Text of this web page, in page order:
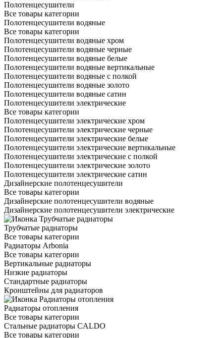
Полотенцесушители
Все товары категории
Полотенцесушители водяные
Все товары категории
Полотенцесушители водяные хром
Полотенцесушители водяные черные
Полотенцесушители водяные белые
Полотенцесушители водяные вертикальные
Полотенцесушители водяные с полкой
Полотенцесушители водяные золото
Полотенцесушители водяные сатин
Полотенцесушители электрические
Все товары категории
Полотенцесушители электрические хром
Полотенцесушители электрические черные
Полотенцесушители электрические белые
Полотенцесушители электрические вертикальные
Полотенцесушители электрические с полкой
Полотенцесушители электрические золото
Полотенцесушители электрические сатин
Дизайнерские полотенцесушители
Все товары категории
Дизайнерские полотенцесушители водяные
Дизайнерские полотенцесушители электрические
Трубчатые радиаторы
Все товары категории
Радиаторы Arbonia
Все товары категории
Вертикальные радиаторы
Низкие радиаторы
Стандартные радиаторы
Кронштейны для радиаторов
Радиаторы отопления
Все товары категории
Стальные радиаторы CALDO
Все товары категории